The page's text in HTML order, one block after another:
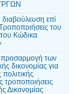
διαβούλευση επί
του
Κώδικα
προσαρμογή των
δικονομίας για
τροποποιήσεις
Δικονομίας